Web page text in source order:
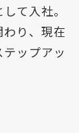
て入社。
り、現在
ップアッ